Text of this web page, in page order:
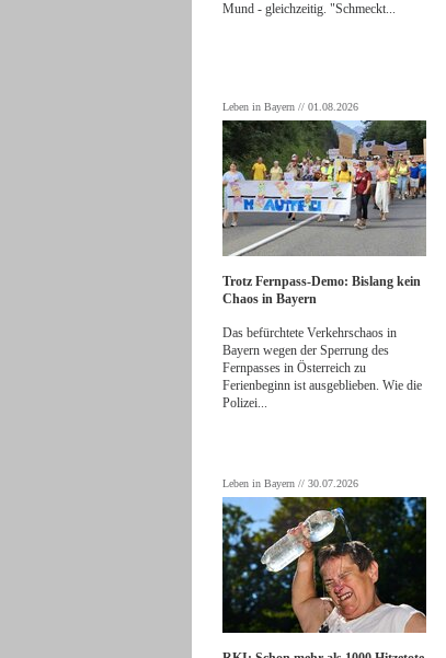
Mund - gleichzeitig. "Schmeckt...
Leben in Bayern // 01.08.2026
Trotz Fernpass-Demo: Bislang kein
Chaos in Bayern
Das befürchtete Verkehrschaos in
Bayern wegen der Sperrung des
Fernpasses in Österreich zu
Ferienbeginn ist ausgeblieben. Wie die
Polizei...
Leben in Bayern // 30.07.2026